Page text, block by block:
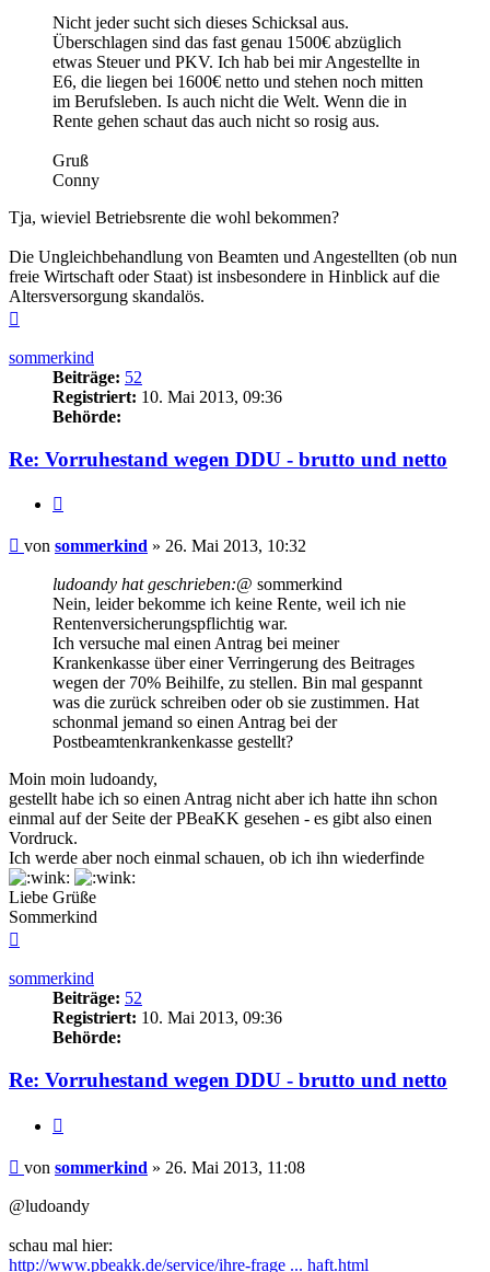
Nicht jeder sucht sich dieses Schicksal aus.
Überschlagen sind das fast genau 1500€ abzüglich
etwas Steuer und PKV. Ich hab bei mir Angestellte in
E6, die liegen bei 1600€ netto und stehen noch mitten
im Berufsleben. Is auch nicht die Welt. Wenn die in
Rente gehen schaut das auch nicht so rosig aus.
Gruß
Conny
Tja, wieviel Betriebsrente die wohl bekommen?
Die Ungleichbehandlung von Beamten und Angestellten (ob nun
freie Wirtschaft oder Staat) ist insbesondere in Hinblick auf die
Altersversorgung skandalös.
sommerkind
Beiträge: 52
Registriert: 10. Mai 2013, 09:36
Behörde:
Re: Vorruhestand wegen DDU - brutto und netto
Beitrag
von sommerkind » 26. Mai 2013, 10:32
ludoandy hat geschrieben:@ sommerkind
Nein, leider bekomme ich keine Rente, weil ich nie
Rentenversicherungspflichtig war.
Ich versuche mal einen Antrag bei meiner
Krankenkasse über einer Verringerung des Beitrages
wegen der 70% Beihilfe, zu stellen. Bin mal gespannt
was die zurück schreiben oder ob sie zustimmen. Hat
schonmal jemand so einen Antrag bei der
Postbeamtenkrankenkasse gestellt?
Moin moin ludoandy,
gestellt habe ich so einen Antrag nicht aber ich hatte ihn schon
einmal auf der Seite der PBeaKK gesehen - es gibt also einen
Vordruck.
Ich werde aber noch einmal schauen, ob ich ihn wiederfinde
Liebe Grüße
Sommerkind
sommerkind
Beiträge: 52
Registriert: 10. Mai 2013, 09:36
Behörde:
Re: Vorruhestand wegen DDU - brutto und netto
Beitrag
von sommerkind » 26. Mai 2013, 11:08
@ludoandy
schau mal hier:
http://www.pbeakk.de/service/ihre-frage ... haft.html‎